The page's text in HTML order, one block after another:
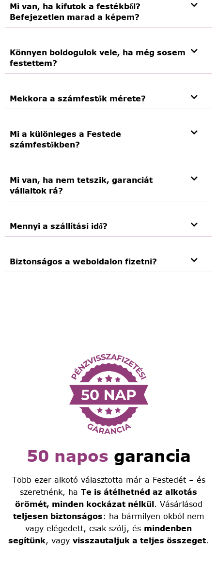
Mi van, ha kifutok a festékből?
Befejezetlen marad a képem?
Könnyen boldogulok vele, ha még sosem
festettem?
Mekkora a számfestők mérete?
Mi a különleges a Festede
számfestőkben?
Mi van, ha nem tetszik, garanciát
vállaltok rá?
Mennyi a szállítási idő?
Biztonságos a weboldalon fizetni?
50 napos garancia
Több ezer alkotó választotta már a Festedét – és
szeretnénk, ha Te is átélhetnéd az alkotás
örömét, minden kockázat nélkül. Vásárlásod
teljesen biztonságos: ha bármilyen okból nem
vagy elégedett, csak szólj, és mindenben
segítünk, vagy visszautaljuk a teljes összeget.